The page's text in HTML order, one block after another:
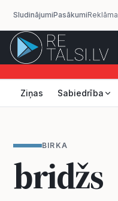
SludinājumiPasākumiReklāma
Ziņas Sabiedrība
BIRKA
bridžs